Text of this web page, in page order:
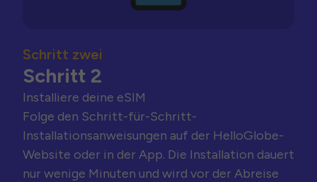
Schritt zwei
Schritt 2
Installiere deine eSIM
Folge den Schritt-für-Schritt-
Installationsanweisungen auf der HelloGlobe-
Website oder in der App. Die Installation dauert
nur wenige Minuten und wird vor der Abreise